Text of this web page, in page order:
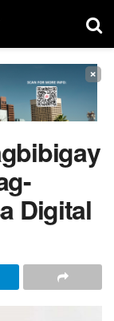
×
Digital